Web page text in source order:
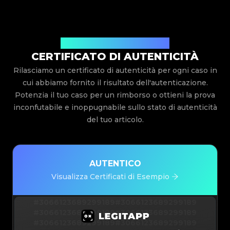
CERTIFICATO DI AUTENTICITÀ
Rilasciamo un certificato di autenticità per ogni caso in
cui abbiamo fornito il risultato dell'autenticazione.
Potenzia il tuo caso per un rimborso o ottieni la prova
inconfutabile e inoppugnabile sullo stato di autenticità
del tuo articolo.
AUTENTICO
Visualizza Certificati di Esempio
#3066123689299189#3066123689299189
#3066123689299189#3066123689299189